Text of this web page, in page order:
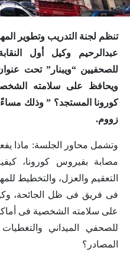
تنظم لجنة التدريب وتطوير
عبدالرحيم وكيل أول
للصحفيين “ويبنار” تحت
ويحافظ على سلامته
زووم.
وتشمل محاور الجلسة: ماذا
مصابة بفيروس كورونا،
التعقيم والعزل، والتخطيط
فى فريق فى ظل الجائحة،
على سلامته الشخصية فى
للصحفي الميداني
المصادر؟